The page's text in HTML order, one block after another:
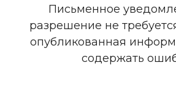
Письменное
разрешение не
опубликованная
содержать